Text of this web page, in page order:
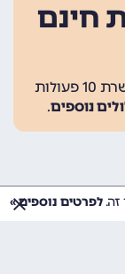
חינם
ההצטרפות אינה כרוכה בתשלום, ומאפשרת 10 פעולות
נוספים.
לפרטים נוספים »